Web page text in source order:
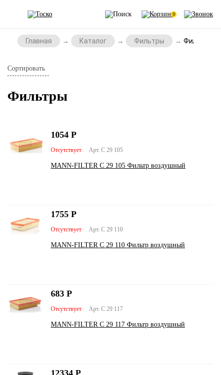
0
Главная Каталог Фильтры Фильтры
Сортировать
Фильтры
Арт. C 29 105
Отсутствует
MANN-FILTER C 29 105 Фильтр воздушный
1054 Р
Арт. C 29 110
Отсутствует
MANN-FILTER C 29 110 Фильтр воздушный
1755 Р
Арт. C 29 117
Отсутствует
MANN-FILTER C 29 117 Фильтр воздушный
683 Р
12334 Р